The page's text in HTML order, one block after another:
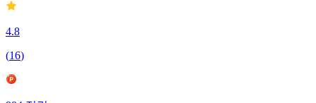
4.8
(16)